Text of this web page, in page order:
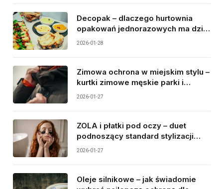
Decopak – dlaczego hurtownia
opakowań jednorazowych ma dziś
tak duże znaczenie dla
2026-01-28
Zimowa ochrona w miejskim stylu –
kurtki zimowe męskie parki i
najcieplejsze rękawiczki jako duet
2026-01-27
ZOLA i płatki pod oczy – duet
podnoszący standard stylizacji
brwi i rzęs
2026-01-27
Oleje silnikowe – jak świadomie